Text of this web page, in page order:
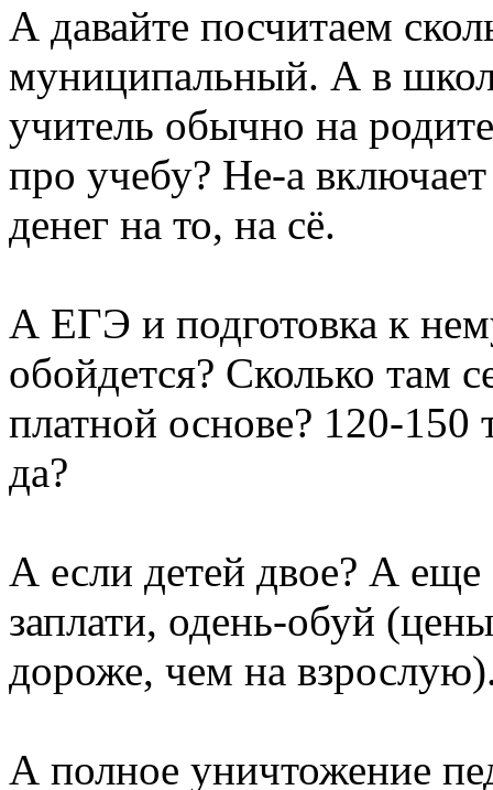
А давайте посчитаем
муниципальный. А в
учитель обычно на
про учебу? Не-а
денег на то, на сё.
А ЕГЭ и подготовка к
обойдется? Сколько там
платной основе? 120-150
да?
А если детей двое? А еще
заплати, одень-обуй
дороже, чем на
А полное уничтожение